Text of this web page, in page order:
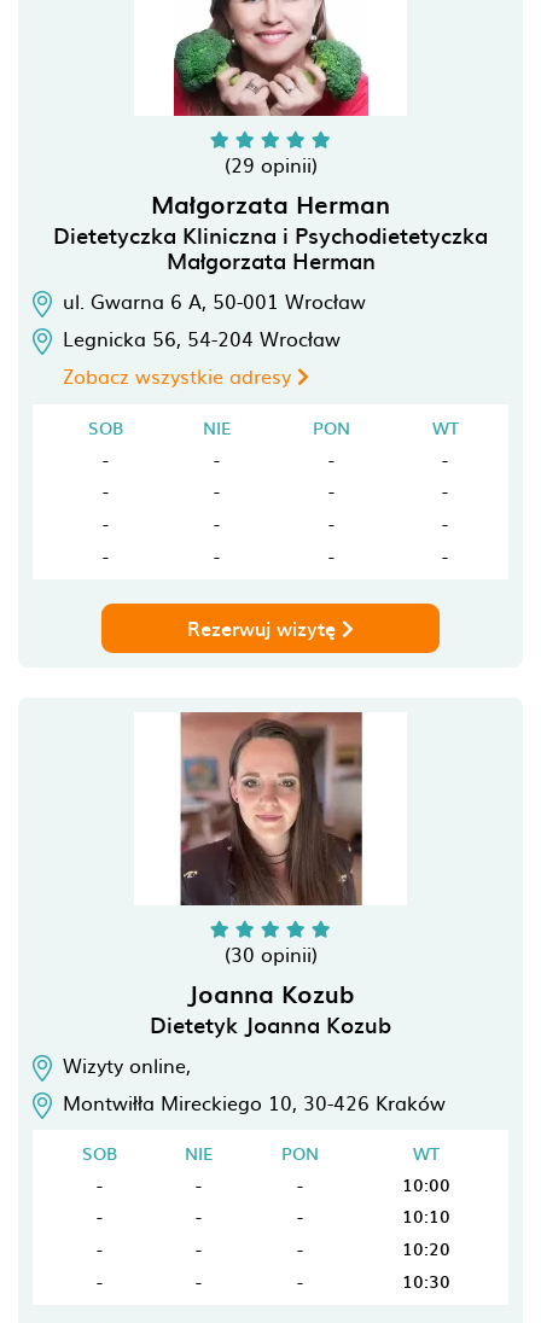
(29 opinii)
Małgorzata Herman
Dietetyczka Kliniczna i Psychodietetyczka
Małgorzata Herman
ul. Gwarna 6 A, 50-001 Wrocław
Legnicka 56, 54-204 Wrocław
Zobacz wszystkie adresy
SOB NIE PON
WT
-
- -
-
-
- -
-
-
- -
-
-
- - -
Rezerwuj wizytę
(30 opinii)
Joanna Kozub
Dietetyk Joanna Kozub
Wizyty online,
Montwiłła Mireckiego 10, 30-426 Kraków
SOB NIE PON
WT
-
- -
10:00
-
- -
10:10
-
- -
10:20
-
- - 10:30